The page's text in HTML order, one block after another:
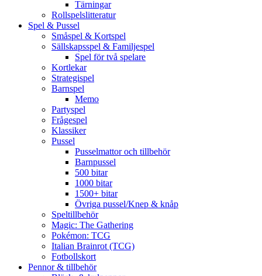
Tärningar
Rollspelslitteratur
Spel & Pussel
Småspel & Kortspel
Sällskapsspel & Familjespel
Spel för två spelare
Kortlekar
Strategispel
Barnspel
Memo
Partyspel
Frågespel
Klassiker
Pussel
Pusselmattor och tillbehör
Barnpussel
500 bitar
1000 bitar
1500+ bitar
Övriga pussel/Knep & knåp
Speltillbehör
Magic: The Gathering
Pokémon: TCG
Italian Brainrot (TCG)
Fotbollskort
Pennor & tillbehör